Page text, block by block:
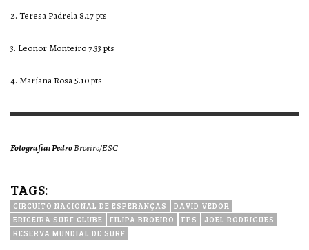
2. Teresa Padrela 8.17 pts
3. Leonor Monteiro 7.33 pts
4. Mariana Rosa 5.10 pts
Fotografia: PedroBroeiro/ESC
TAGS:
CIRCUITO NACIONAL DE ESPERANÇAS
DAVID VEDOR
ERICEIRA SURF CLUBE
FILIPA BROEIRO FPS
JOEL RODRIGUES
RESERVA MUNDIAL DE SURF